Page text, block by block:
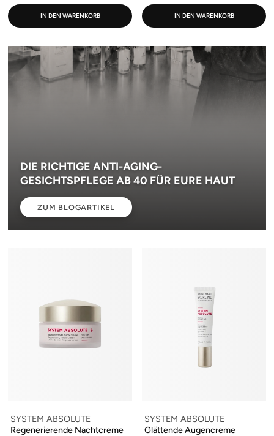
IN DEN WARENKORB IN DEN WARENKORB
DIE RICHTIGE ANTI-AGING-
GESICHTSPFLEGE AB 40 FÜR EURE HAUT
ZUM BLOGARTIKEL
SYSTEM ABSOLUTE
Regenerierende Nachtcreme
SYSTEM ABSOLUTE
Glättende Augencreme